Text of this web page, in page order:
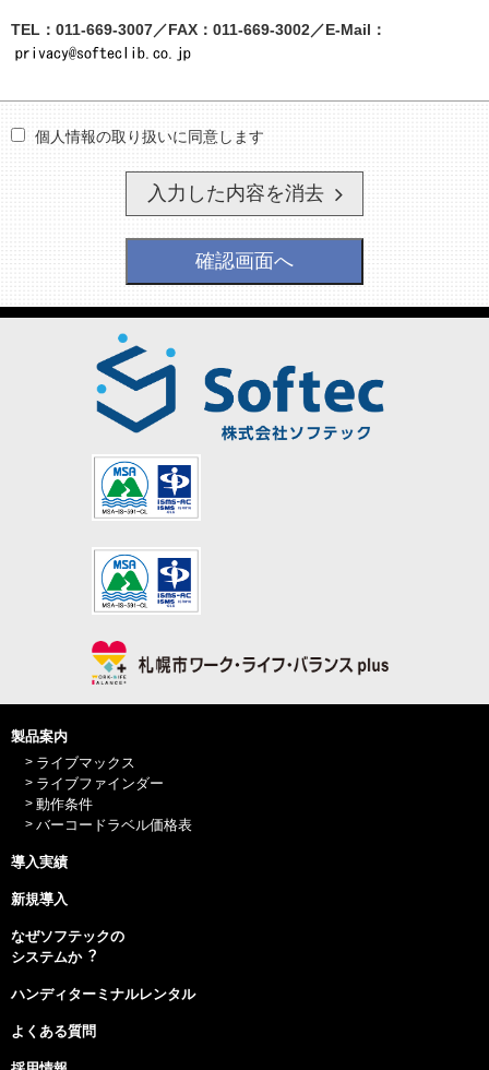
TEL：011-669-3007／FAX：011-669-3002／E-Mail：
個人情報の取り扱いに同意します
入力した内容を消去
製品案内
ライブマックス
ライブファインダー
動作条件
バーコードラベル価格表
導入実績
新規導入
なぜソフテックの
システムか︖
ハンディターミナルレンタル
よくある質問